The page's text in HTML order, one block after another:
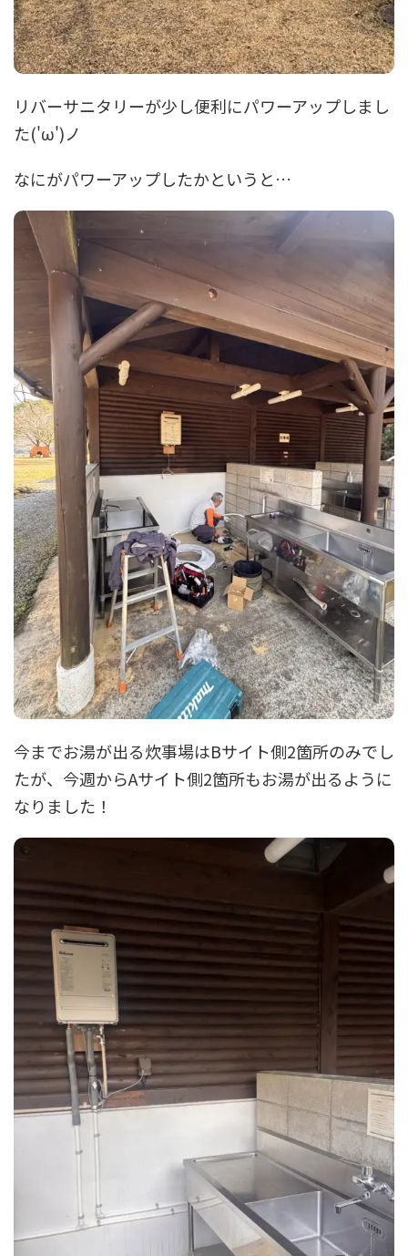
リバーサニタリーが少し便利にパワーアップしまし
た('ω')ノ
なにがパワーアップしたかというと…
今までお湯が出る炊事場はBサイト側2箇所のみでし
たが、今週からAサイト側2箇所もお湯が出るように
なりました！